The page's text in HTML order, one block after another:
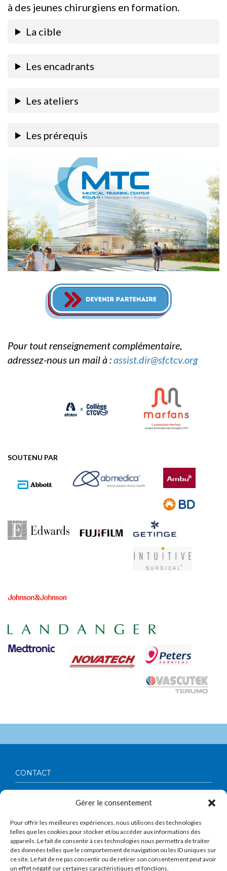
Gérer le consentement
Pour offrir les meilleures expériences, nous utilisons des technologies
telles que les cookies pour stocker et/ou accéder aux informations des
appareils. Le fait de consentir à ces technologies nous permettra de traiter
des données telles que le comportement de navigation ou les ID uniques sur
ce site. Le fait de ne pas consentir ou de retirer son consentement peut avoir
un effet négatif sur certaines caractéristiques et fonctions.
à des jeunes chirurgiens en formation.
La cible
Les encadrants
Les ateliers
Les prérequis
Pour tout renseignement complémentaire,
adressez-nous un mail à :assist.dir@sfctcv.org
SOUTENU PAR
CONTACT
Vasculaire
75013 Paris
Tél : 01 53 62 91 19
Contact :assistant@sfctcv.org
À PROPOS